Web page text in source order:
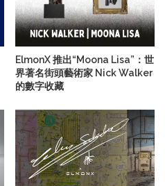
ElmonX 推出“Moona Lisa”：世
界著名街頭藝術家 Nick Walker
的數字收藏